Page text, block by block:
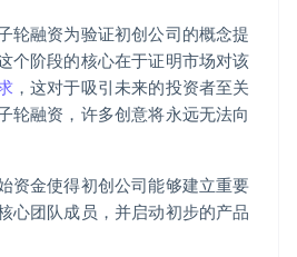
轮融资为验证初创公司的概念提
个阶段的核心在于证明市场对该
，这对于吸引未来的投资者至关
轮融资，许多创意将永远无法向
资金使得初创公司能够建立重要
心团队成员，并启动初步的产品